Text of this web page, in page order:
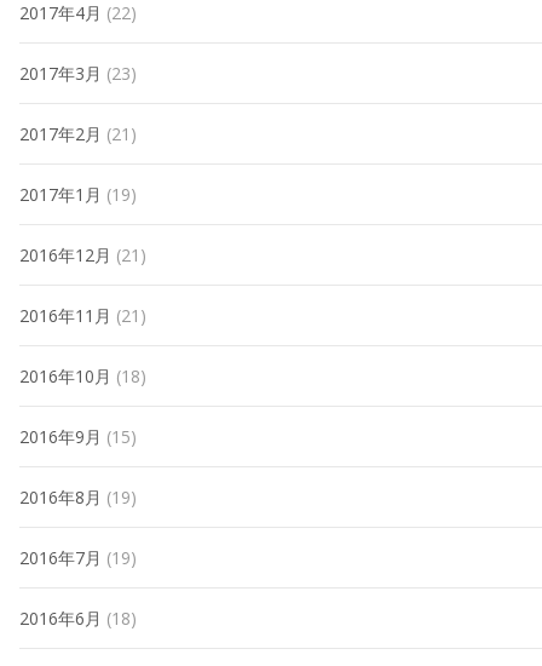
2017年4月 (22)
2017年3月 (23)
2017年2月 (21)
2017年1月 (19)
2016年12月 (21)
2016年11月 (21)
2016年10月 (18)
2016年9月 (15)
2016年8月 (19)
2016年7月 (19)
2016年6月 (18)